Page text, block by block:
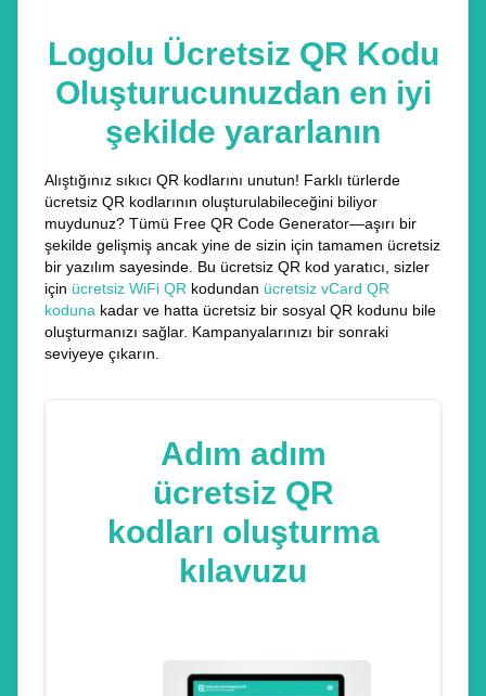
Logolu Ücretsiz QR Kodu
Oluşturucunuzdan en iyi
şekilde yararlanın
Alıştığınız sıkıcı QR kodlarını unutun! Farklı türlerde
ücretsiz QR kodlarının oluşturulabileceğini biliyor
muydunuz? Tümü Free QR Code Generator—aşırı bir
şekilde gelişmiş ancak yine de sizin için tamamen ücretsiz
bir yazılım sayesinde. Bu ücretsiz QR kod yaratıcı, sizler
için ücretsiz WiFi QR kodundan ücretsiz vCard QR
koduna kadar ve hatta ücretsiz bir sosyal QR kodunu bile
oluşturmanızı sağlar. Kampanyalarınızı bir sonraki
seviyeye çıkarın.
Adım adım
ücretsiz QR
kodları oluşturma
kılavuzu